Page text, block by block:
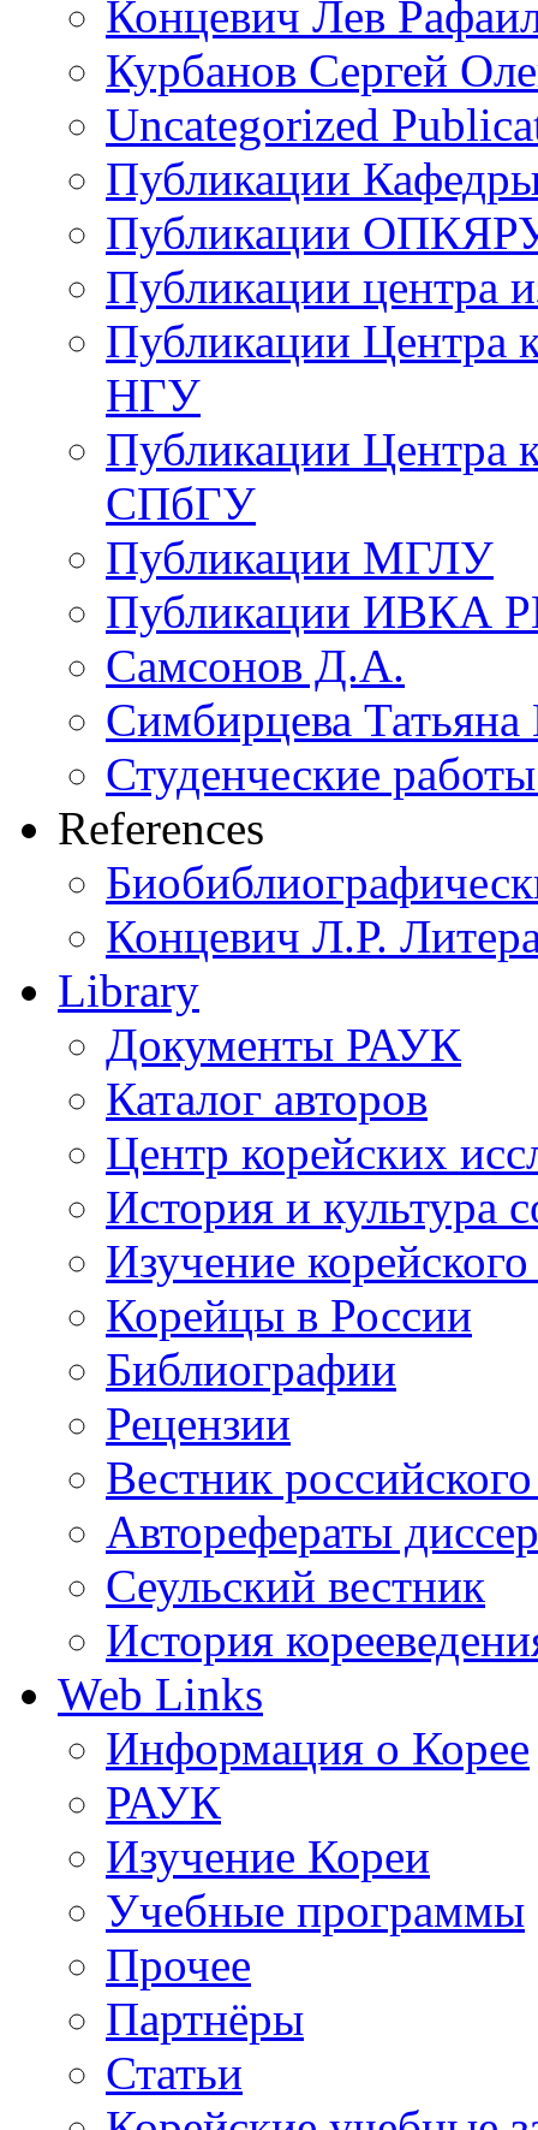
Концевич Лев
Курбанов Сергей
Uncategorized
Публикации
Публикации
Публикации центра
Публикации Центра
НГУ
Публикации Центра
СПбГУ
Публикации МГЛУ
Публикации ИВКА
Самсонов Д.А.
Симбирцева
Студенческие
References
Концевич Л.Р.
Library
Документы РАУК
Каталог авторов
Центр корейских
История и культура
Изучение
Корейцы в России
Библиографии
Рецензии
Вестник
Авторефераты
Сеульский вестник
История
Web Links
Информация о Корее
РАУК
Изучение Кореи
Учебные программы
Прочее
Партнёры
Статьи